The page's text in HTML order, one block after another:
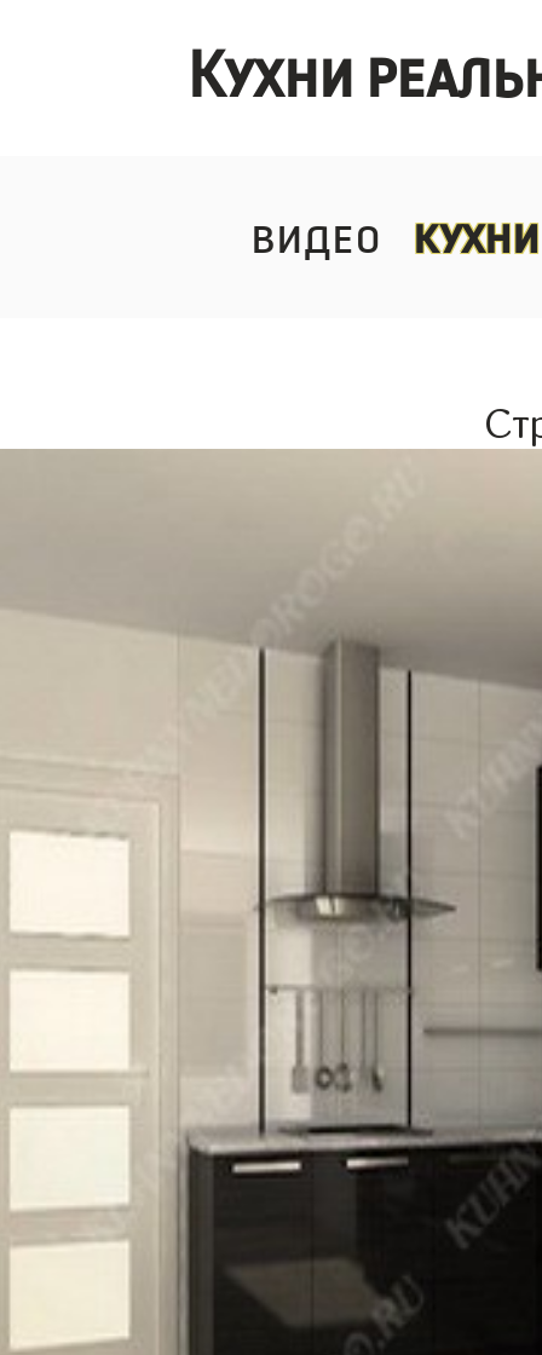
Кухни
видео кухни